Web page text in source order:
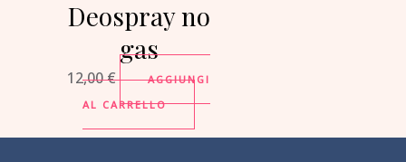
Deospray no
gas
12,00€
AGGIUNGI
AL CARRELLO